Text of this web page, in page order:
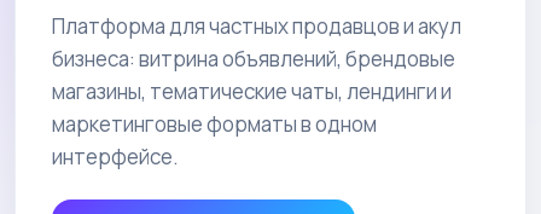
Платформа для частных продавцов и акул
бизнеса: витрина объявлений, брендовые
магазины, тематические чаты, лендинги и
маркетинговые форматы в одном
интерфейсе.